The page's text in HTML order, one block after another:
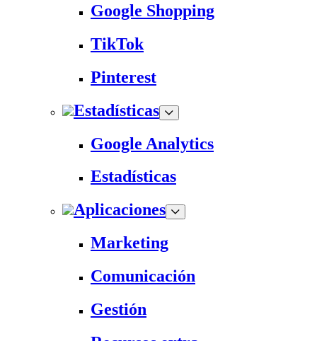
Google Shopping
TikTok
Pinterest
Estadísticas
Google Analytics
Estadísticas
Aplicaciones
Marketing
Comunicación
Gestión